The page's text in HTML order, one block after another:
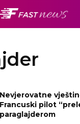
Nevjerovatne
Francuski pilot
paraglajderom